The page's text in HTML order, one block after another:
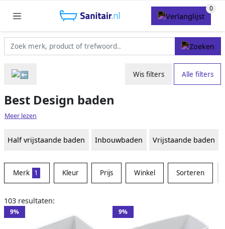
Wis filters Alle filters
Best Design baden
Meer lezen
Half vrijstaande baden Inbouwbaden Vrijstaande baden
Merk 1 Kleur Prijs Winkel Sorteren
103 resultaten:
9% 9%